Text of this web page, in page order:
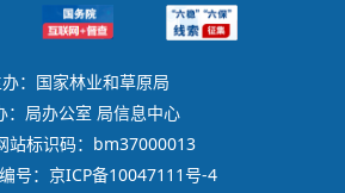
：国家林业和草原局
：局办公室 局信息中心
站标识码：bm37000013
号：京ICP备10047111号-4